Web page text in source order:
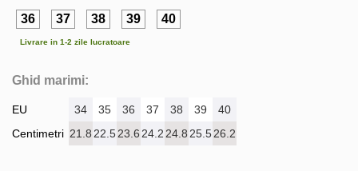
36 37 38 39 40
Livrare in 1-2 zile lucratoare
Ghid marimi:
EU
Centimetri
34 35 36 37 38 39
40
21.8 22.523.6 24.2 24.8 25.526.2